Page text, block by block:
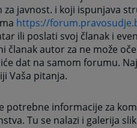
javnost. i koji ispunjava
https://
ili poslati svoj članak i
članak autor za ne može
dat na samom forumu.
Vaša pitanja.
potrebne informacije za
Tu se nalazi i galerija